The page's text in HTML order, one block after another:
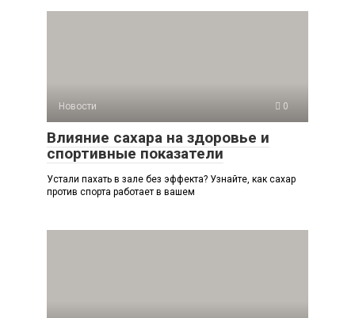
Новости 0
Влияние сахара на здоровье и
спортивные показатели
Устали пахать в зале без эффекта? Узнайте, как сахар
против спорта работает в вашем